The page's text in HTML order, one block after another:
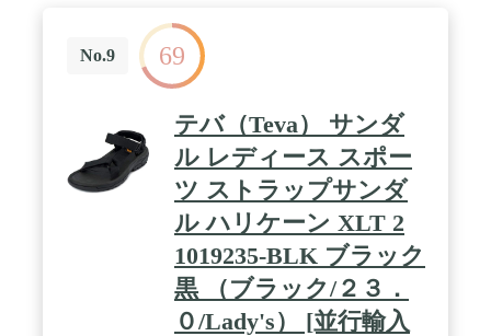
No.9 69
テバ（Teva） サンダ
ル レディース スポー
ツ ストラップサンダ
ル ハリケーン XLT 2
1019235-BLK ブラック
黒 （ブラック/２３．
０/Lady's） [並行輸入